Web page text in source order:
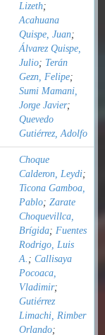
Lizeth;
Acahuana
Quispe, Juan;
Álvarez Quispe,
Julio; Terán
Gezn, Felipe;
Sumi Mamani,
Jorge Javier;
Quevedo
Gutiérrez, Adolfo
Choque
Calderon, Leydi;
Ticona Gamboa,
Pablo; Zarate
Choquevillca,
Brígida; Fuentes
Rodrigo, Luis
A. ; Callisaya
Pocoaca,
Vladimir;
Gutiérrez
Limachi, Rimber
Orlando;